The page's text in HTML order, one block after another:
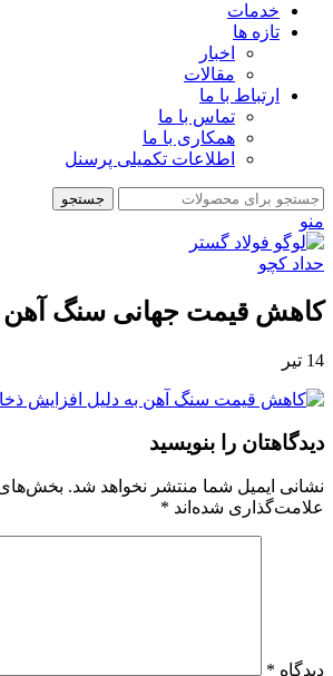
خدمات
تازه ها
اخبار
مقالات
ارتباط با ما
تماس با ما
همکاری با ما
اطلاعات تکمیلی پرسنل
جستجو
منو
کاهش قیمت جهانی سنگ آهن
14 تیر
دیدگاهتان را بنویسید
نشانی ایمیل شما منتشر نخواهد شد. بخش‌های
علامت‌گذاری شده‌اند *
دیدگاه *